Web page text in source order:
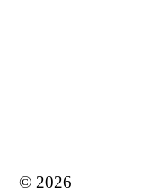
© 2026